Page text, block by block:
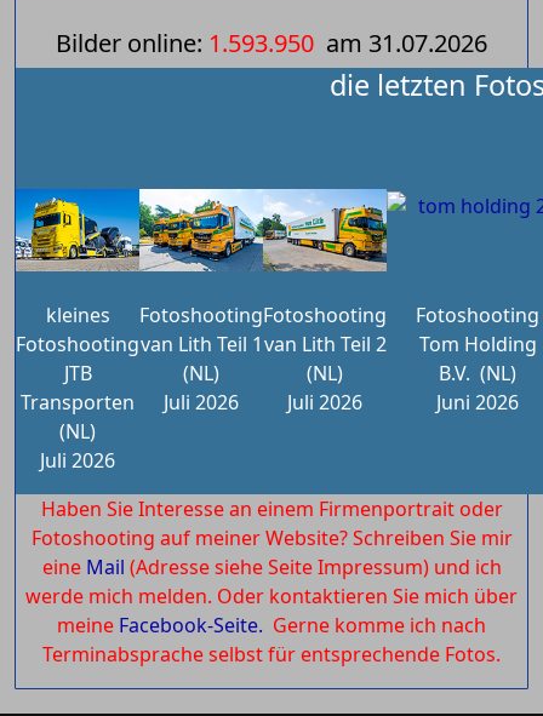
Bilder online: 1.593.950 am 31.07.2026
die letzten
kleines
Fotoshooting
JTB
Transporten
(NL)
Juli 2026
Fotoshooting
van Lith Teil 1
(NL)
Juli 2026
Fotoshooting
van Lith Teil 2
(NL)
Juli 2026
Fotoshooting
Tom Holding
B.V. (NL)
Juni 2026
Haben Sie Interesse an einem Firmenportrait oder
Fotoshooting auf meiner Website? Schreiben Sie mir
eine Mail (Adresse siehe Seite Impressum) und ich
werde mich melden. Oder kontaktieren Sie mich über
meine Facebook-Seite. Gerne komme ich nach
Terminabsprache selbst für entsprechende Fotos.